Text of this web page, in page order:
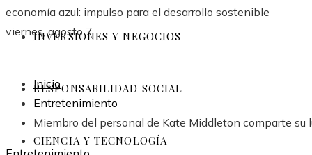
economía azul: impulso para el desarrollo sostenible
viernes, agosto 7
INVERSIONES Y NEGOCIOS
RESPONSABILIDAD SOCIAL
CIENCIA Y TECNOLOGÍA
Inicio
Entretenimiento
Miembro del personal de Kate Middleton comparte